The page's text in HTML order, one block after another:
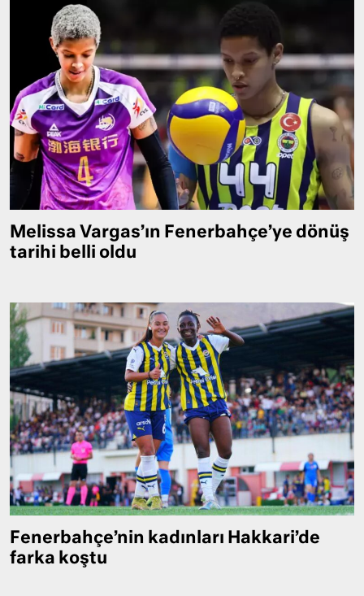
Melissa Vargas’ın Fenerbahçe’ye dönüş
tarihi belli oldu
Fenerbahçe’nin kadınları Hakkari’de
farka koştu